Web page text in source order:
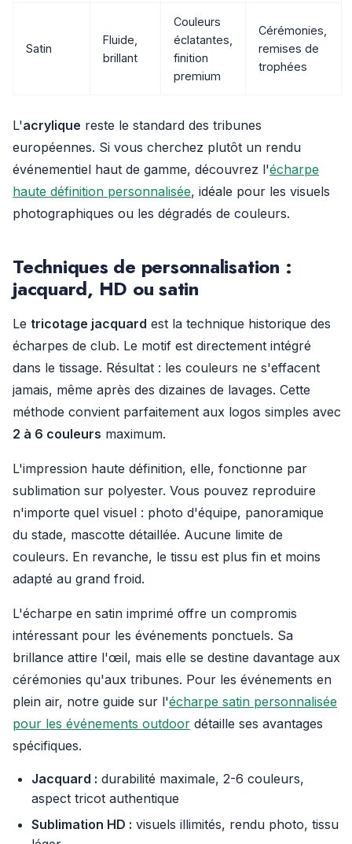
Satin
Fluide,
brillant
Couleurs
éclatantes,
finition
premium
Cérémonies,
remises de
trophées
L'acrylique reste le standard des tribunes
européennes. Si vous cherchez plutôt un rendu
événementiel haut de gamme, découvrez l'écharpe
haute définition personnalisée, idéale pour les visuels
photographiques ou les dégradés de couleurs.
Techniques de personnalisation :
jacquard, HD ou satin
Le tricotage jacquard est la technique historique des
écharpes de club. Le motif est directement intégré
dans le tissage. Résultat : les couleurs ne s'effacent
jamais, même après des dizaines de lavages. Cette
méthode convient parfaitement aux logos simples avec
2 à 6 couleurs maximum.
L'impression haute définition, elle, fonctionne par
sublimation sur polyester. Vous pouvez reproduire
n'importe quel visuel : photo d'équipe, panoramique
du stade, mascotte détaillée. Aucune limite de
couleurs. En revanche, le tissu est plus fin et moins
adapté au grand froid.
L'écharpe en satin imprimé offre un compromis
intéressant pour les événements ponctuels. Sa
brillance attire l'œil, mais elle se destine davantage aux
cérémonies qu'aux tribunes. Pour les événements en
plein air, notre guide sur l'écharpe satin personnalisée
pour les événements outdoor détaille ses avantages
spécifiques.
Jacquard : durabilité maximale, 2-6 couleurs,
aspect tricot authentique
Sublimation HD : visuels illimités, rendu photo, tissu